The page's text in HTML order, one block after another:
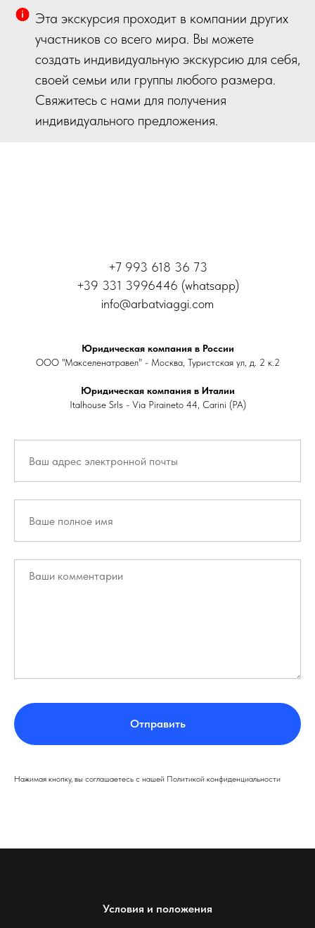
Эта экскурсия проходит в компании других
участников со всего мира. Вы можете
создать индивидуальную экскурсию для себя,
своей семьи или группы любого размера.
Свяжитесь с нами для получения
индивидуального предложения.
+7 993 618 36 73
+39 331 3996446 (whatsapp)
info@arbatviaggi.com
Юридическая компания в России
ООО "Макселенатравел" - Москва, Туристская ул, д. 2 к.2
Юридическая компания в Италии
Italhouse Srls - Via Piraineto 44, Carini (PA)
Отправить
Нажимая кнопку, вы соглашаетесь с нашей Политикой конфиденциальности
Условия и положения